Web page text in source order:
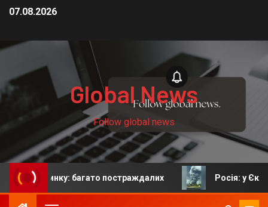
07.08.2026
Global News
Follow global news
багато постраждалих Росія: у